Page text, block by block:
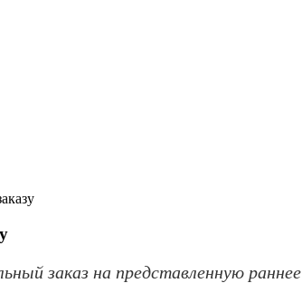
заказ на представленную